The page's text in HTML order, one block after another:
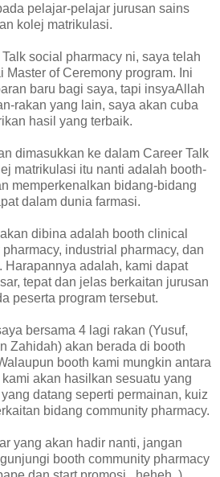
pelajar-pelajar jurusan sains
kolej matrikulasi.
social pharmacy ni, saya telah
Master of Ceremony program. Ini
baru bagi saya, tapi insyaAllah
rakan yang lain, saya akan cuba
hasil yang terbaik.
dimasukkan ke dalam Career Talk
matrikulasi itu nanti adalah booth-
memperkenalkan bidang-bidang
dalam dunia farmasi.
dibina adalah booth clinical
industrial pharmacy, dan
Harapannya adalah, kami dapat
tepat dan jelas berkaitan jurusan
peserta program tersebut.
bersama 4 lagi rakan (Yusuf,
Zahidah) akan berada di booth
booth kami mungkin antara
akan hasilkan sesuatu yang
datang seperti permainan, kuiz
bidang community pharmacy.
yang akan hadir nanti, jangan
booth community pharmacy